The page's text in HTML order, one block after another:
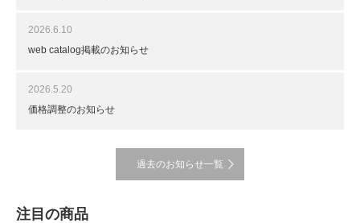
2026.6.10
web catalog掲載のお知らせ
2026.5.20
価格調整のお知らせ
過去のお知らせ一覧
注目の商品